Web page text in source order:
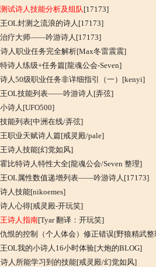
试诗人技能分析及组队[17173]
OL封测之流浪的诗人[17173]
疗大师——吟游诗人 [17173]
人职业任务完全解析[Max冬雷震震]
诗人练级+任务篇[龍魂公会-Seven]
人50级职业任务非详细指引（一） [kenyi]
OL技能列表——吟游诗人 [弄弦]
诗人 [UFO500]
能列表[中洲在线/弄弦]
职业天赋诗人篇[戒灵殿/pale]
诗人技能[幻觉如风]
比特诗人特性大全[龍魂公会/Seven 整理]
OL属性数值递增列表——吟游诗人 [17173]
人技能[nikoemes]
人心得[戒灵殿-开玩笑]
诗人指南[Tyar 翻译：开玩笑]
恨的控制（个人体会）修正错误[野狼精武
OL我的小诗人16小时体验[大炮的BLOG]
人所能学习到的技能[戒灵殿/幻觉如风]